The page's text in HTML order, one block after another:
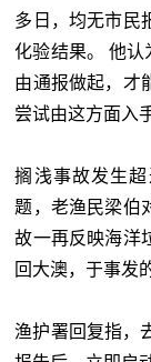
多日，均无市民
化验结果。 他认
由通报做起，才
尝试由这方面入
搁浅事故发生
题，老渔民梁伯
故一再反映海洋
回大澳，于事发
渔护署回复指，